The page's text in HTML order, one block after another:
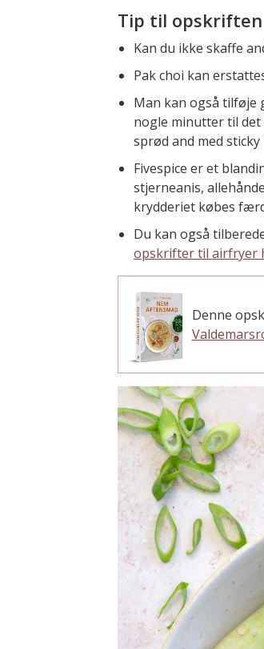
Tip til opskriften
Kan du ikke skaffe
Pak choi kan
Man kan også tilføje
nogle minutter til det
sprød and med
Fivespice er et
stjerneanis,
krydderiet købes
Du kan også
opskrifter til airfryer
Denne